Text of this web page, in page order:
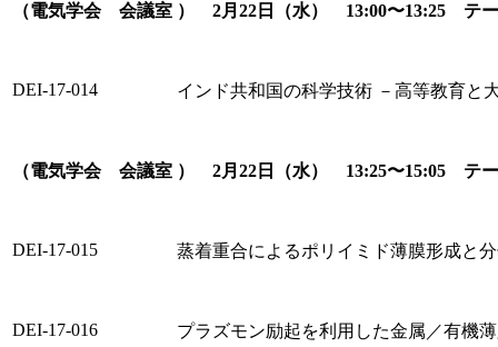
（電気学会 会議室 ） 2月22日（水） 13:00〜13:25 テー
DEI-17-014 インド共和国の科学技術 －高等教育と
（電気学会 会議室 ） 2月22日（水） 13:25〜15:05 テー
DEI-17-015 蒸着重合によるポリイミド薄膜形成と
DEI-17-016
プラズモン励起を利用した金属／有機